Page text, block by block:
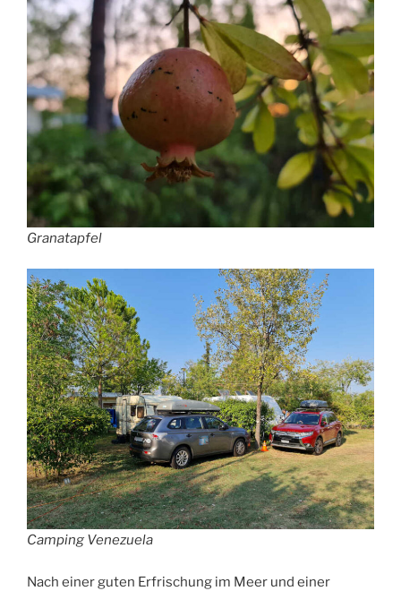
Granatapfel
Camping Venezuela
Nach einer guten Erfrischung im Meer und einer